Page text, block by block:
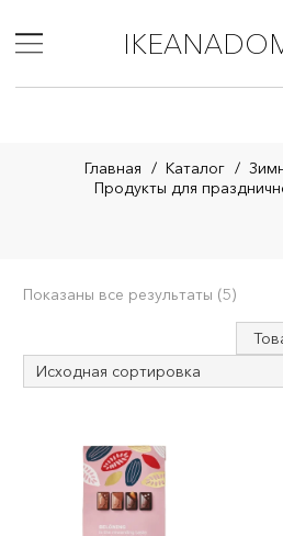
Главная / Каталог /
Продукты для
Показаны все результаты (5)